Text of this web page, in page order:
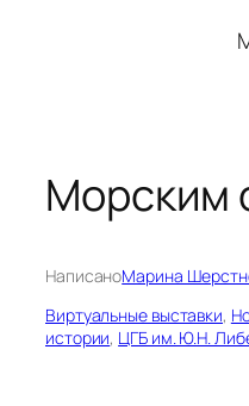
Морским
НаписаноМарина
Виртуальные выставки,
истории, ЦГБ им. Ю.Н.